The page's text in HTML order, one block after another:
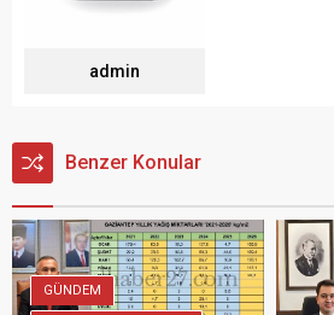
admin
Benzer Konular
GÜNDEM